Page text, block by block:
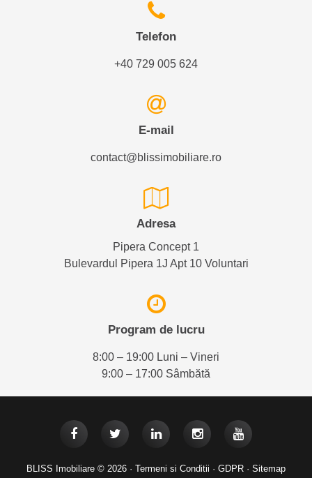
Telefon
+40 729 005 624
E-mail
contact@blissimobiliare.ro
Adresa
Pipera Concept 1
Bulevardul Pipera 1J Apt 10 Voluntari
Program de lucru
8:00 – 19:00 Luni – Vineri
9:00 – 17:00 Sâmbătă
BLISS Imobiliare © 2026 · Termeni si Conditii · GDPR · Sitemap